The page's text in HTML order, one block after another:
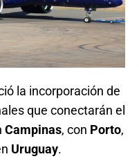
la incorporación de
que conectarán el
Campinas, con Porto,
Uruguay.